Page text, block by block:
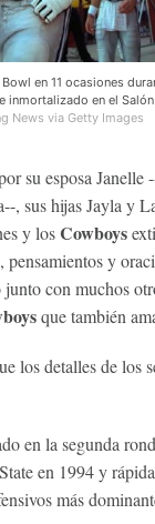
en 11 ocasiones
en el Salón
News via Getty Images
su esposa Janelle
, sus hijas Jayla y
y losCowboys
y
con muchos
que también
los detalles de los
en la segunda
en 1994 y
más